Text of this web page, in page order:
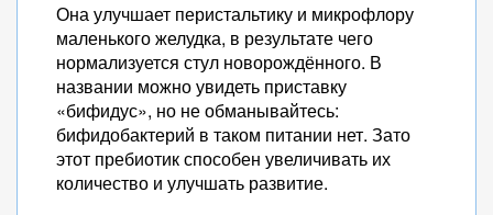
Она улучшает перистальтику и микрофлору
маленького желудка, в результате чего
нормализуется стул новорождённого. В
названии можно увидеть приставку
«бифидус», но не обманывайтесь:
бифидобактерий в таком питании нет. Зато
этот пребиотик способен увеличивать их
количество и улучшать развитие.